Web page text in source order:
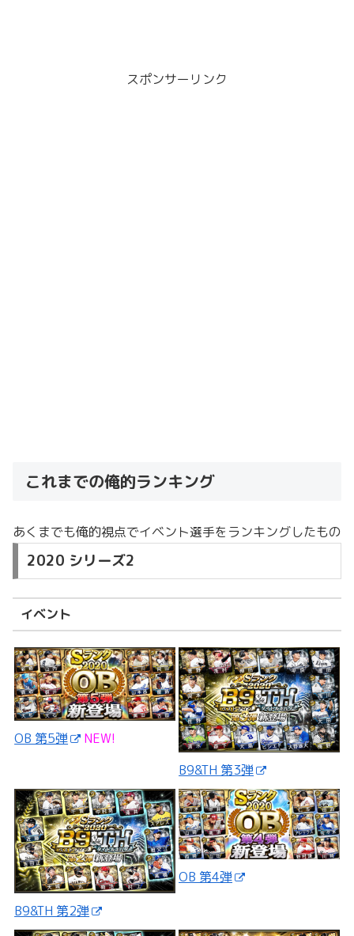
スポンサーリンク
これまでの俺的ランキング
あくまでも俺的視点でイベント選手をランキングしたもの
2020 シリーズ2
イベント
OB 第5弾
NEW!
B9&TH 第3弾
B9&TH 第2弾
OB 第4弾